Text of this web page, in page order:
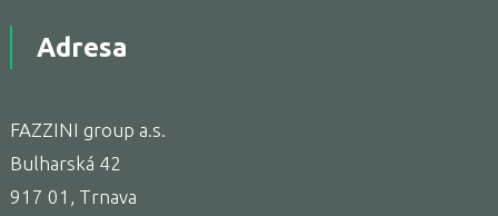
Adresa
FAZZINI group a.s.
Bulharská 42
917 01, Trnava